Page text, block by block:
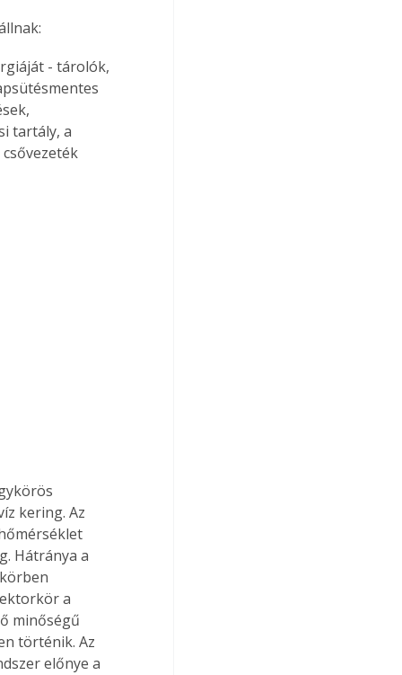
- tárolók,
tartály, a
kering. Az
Hátránya a
a
minőségű
történik. Az
előnye a